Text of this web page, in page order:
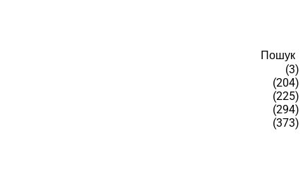
Пошук
(3)
(204)
(225)
(294)
(373)